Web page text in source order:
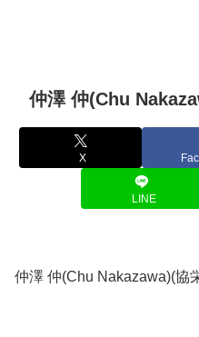
仲澤 仲(Chu
X
LINE
仲澤 仲(Chu Nakazawa)(協